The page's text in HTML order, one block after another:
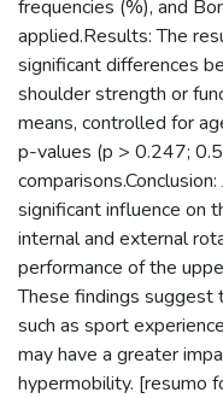
frequencies (%), and
applied.Results: The
significant differences
shoulder strength or
means, controlled for
p-values (p > 0.247;
significant influence on
internal and external
performance of the
These findings suggest
such as sport
may have a greater
hypermobility. [resumo